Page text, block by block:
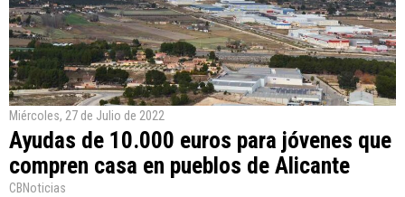
Miércoles, 27 de Julio de 2022
Ayudas de 10.000 euros para jóvenes que
compren casa en pueblos de Alicante
CBNoticias